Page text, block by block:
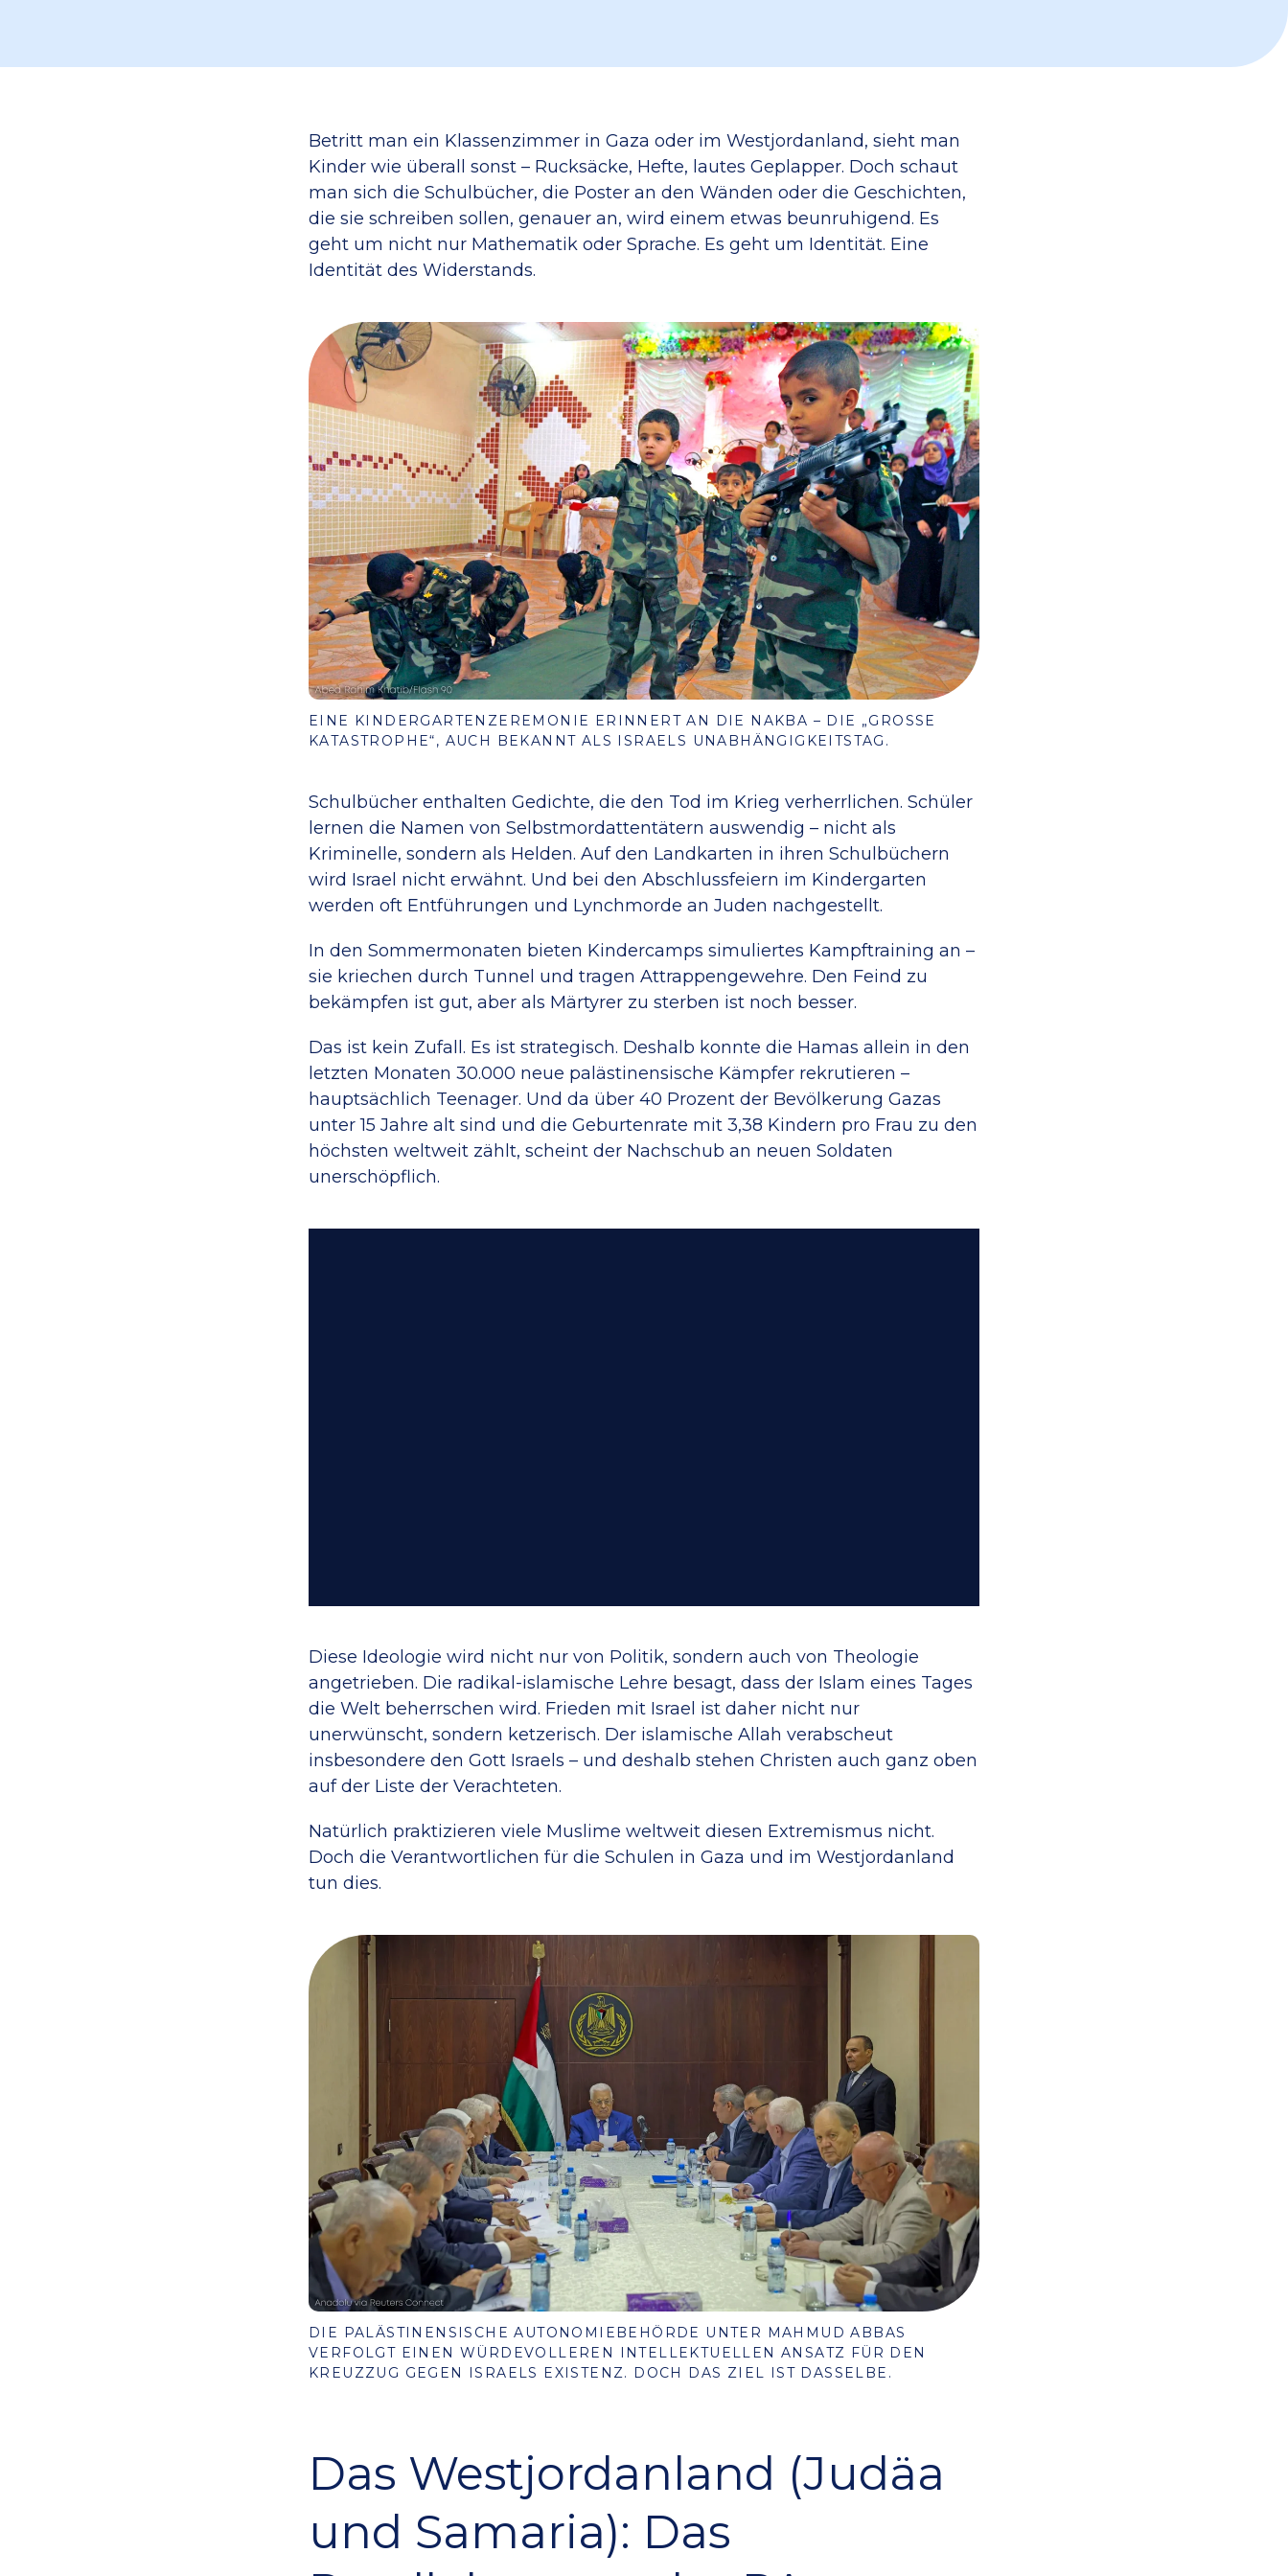
Betritt man ein Klassenzimmer in Gaza oder im Westjordanland, sieht man
Kinder wie überall sonst – Rucksäcke, Hefte, lautes Geplapper. Doch schaut
man sich die Schulbücher, die Poster an den Wänden oder die Geschichten,
die sie schreiben sollen, genauer an, wird einem etwas beunruhigend. Es
geht um nicht nur Mathematik oder Sprache. Es geht um Identität. Eine
Identität des Widerstands.
EINE KINDERGARTENZEREMONIE ERINNERT AN DIE NAKBA – DIE „GROSSE K
ATASTROPHE“, AUCH BEKANNT ALS ISRAELS UNABHÄNGIGKEITSTAG.
Schulbücher enthalten Gedichte, die den Tod im Krieg verherrlichen. Schüler
lernen die Namen von Selbstmordattentätern auswendig – nicht als
Kriminelle, sondern als Helden. Auf den Landkarten in ihren Schulbüchern
wird Israel nicht erwähnt. Und bei den Abschlussfeiern im Kindergarten
werden oft Entführungen und Lynchmorde an Juden nachgestellt.
In den Sommermonaten bieten Kindercamps simuliertes Kampftraining an –
sie kriechen durch Tunnel und tragen Attrappengewehre. Den Feind zu
bekämpfen ist gut, aber als Märtyrer zu sterben ist noch besser.
Das ist kein Zufall. Es ist strategisch. Deshalb konnte die Hamas allein in den
letzten Monaten 30.000 neue palästinensische Kämpfer rekrutieren –
hauptsächlich Teenager. Und da über 40 Prozent der Bevölkerung Gazas
unter 15 Jahre alt sind und die Geburtenrate mit 3,38 Kindern pro Frau zu den
höchsten weltweit zählt, scheint der Nachschub an neuen Soldaten
unerschöpflich.
Diese Ideologie wird nicht nur von Politik, sondern auch von Theologie
angetrieben. Die radikal-islamische Lehre besagt, dass der Islam eines Tages
die Welt beherrschen wird. Frieden mit Israel ist daher nicht nur
unerwünscht, sondern ketzerisch. Der islamische Allah verabscheut
insbesondere den Gott Israels – und deshalb stehen Christen auch ganz oben
auf der Liste der Verachteten.
Natürlich praktizieren viele Muslime weltweit diesen Extremismus nicht.
Doch die Verantwortlichen für die Schulen in Gaza und im Westjordanland
tun dies.
DIE PALÄSTINENSISCHE AUTONOMIEBEHÖRDE UNTER MAHMUD ABBAS
VERFOLGT EINEN WÜRDEVOLLEREN INTELLEKTUELLEN ANSATZ FÜR DEN
KREUZZUG GEGEN ISRAELS EXISTENZ. DOCH DAS ZIEL IST DASSELBE.
Das Westjordanland (Judäa
und Samaria): Das